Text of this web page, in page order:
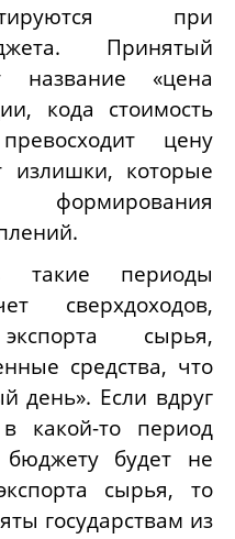
при
Принятый
название «цена
кода стоимость
цену
излишки, которые
формирования
такие периоды
сверхдоходов,
сырья,
средства, что
день». Если вдруг
какой-то период
будет не
сырья, то
государствам из